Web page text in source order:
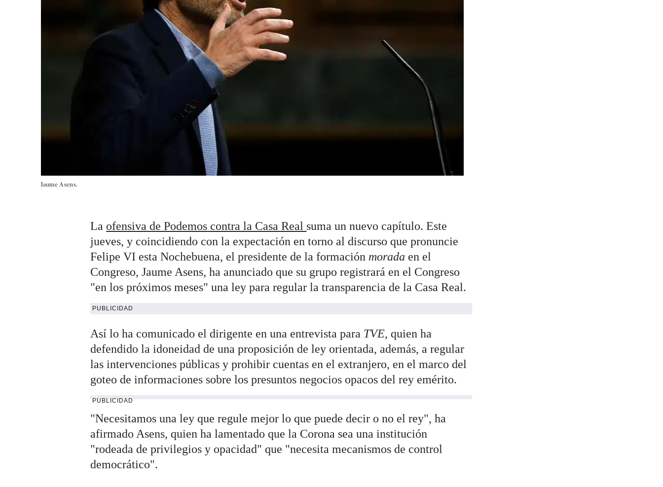
Jaume Asens.
La ofensiva de Podemos contra la Casa Real suma un nuevo capítulo. Este
jueves, y coincidiendo con la expectación en torno al discurso que pronuncie
Felipe VI esta Nochebuena, el presidente de la formación morada en el
Congreso, Jaume Asens, ha anunciado que su grupo registrará en el Congreso
"en los próximos meses" una ley para regular la transparencia de la Casa Real.
PUBLICIDAD
Así lo ha comunicado el dirigente en una entrevista para TVE, quien ha
defendido la idoneidad de una proposición de ley orientada, además, a regular
las intervenciones públicas y prohibir cuentas en el extranjero, en el marco del
goteo de informaciones sobre los presuntos negocios opacos del rey emérito.
PUBLICIDAD
"Necesitamos una ley que regule mejor lo que puede decir o no el rey", ha
afirmado Asens, quien ha lamentado que la Corona sea una institución
"rodeada de privilegios y opacidad" que "necesita mecanismos de control
democrático".